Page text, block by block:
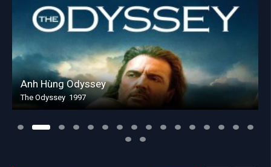
Anh Hùng Odyssey
The Odyssey 1997